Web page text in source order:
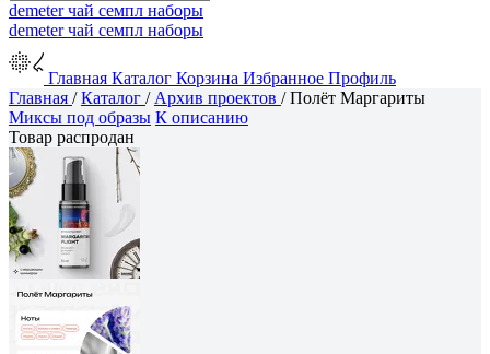
demeterчай семпл наборы
demeterчай семпл наборы
Главная Каталог Корзина Избранное Профиль
Главная /Каталог / Архив проектов /Полёт Маргариты
Миксы под образы К описанию
Товар распродан